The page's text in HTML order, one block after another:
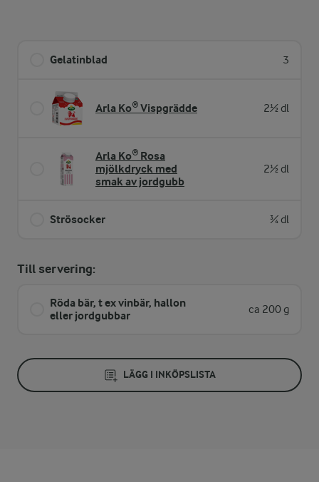
Gelatinblad 3
Arla Ko® Vispgrädde 2½ dl
Arla Ko® Rosa
mjölkdryck med
smak av jordgubb
2½ dl
Strösocker ¾ dl
Till servering:
Röda bär, t ex vinbär, hallon
eller jordgubbar
ca 200 g
LÄGG I INKÖPSLISTA